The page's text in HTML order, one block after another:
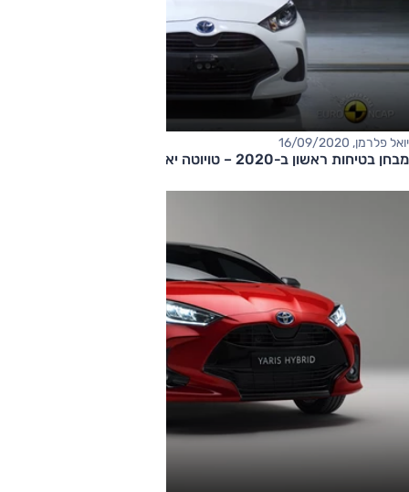
יואל פלרמן, 16/09/2020
מבחן בטיחות ראשון ב-2020 – טויוטה יאריס 2020 מצטיינת